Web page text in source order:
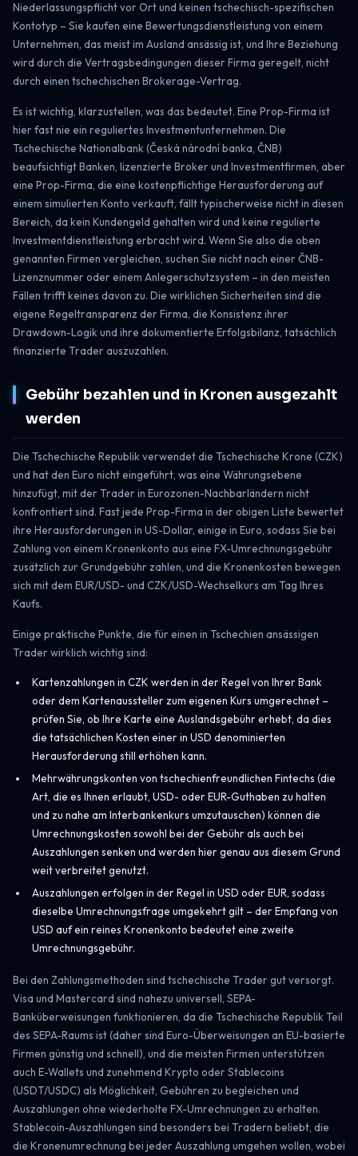
Niederlassungspflicht vor Ort und keinen tschechisch-spezifischen
Kontotyp – Sie kaufen eine Bewertungsdienstleistung von einem
Unternehmen, das meist im Ausland ansässig ist, und Ihre Beziehung
wird durch die Vertragsbedingungen dieser Firma geregelt, nicht
durch einen tschechischen Brokerage-Vertrag.
Es ist wichtig, klarzustellen, was das bedeutet. Eine Prop-Firma ist
hier fast nie ein reguliertes Investmentunternehmen. Die
Tschechische Nationalbank (Česká národní banka, ČNB)
beaufsichtigt Banken, lizenzierte Broker und Investmentfirmen, aber
eine Prop-Firma, die eine kostenpflichtige Herausforderung auf
einem simulierten Konto verkauft, fällt typischerweise nicht in diesen
Bereich, da kein Kundengeld gehalten wird und keine regulierte
Investmentdienstleistung erbracht wird. Wenn Sie also die oben
genannten Firmen vergleichen, suchen Sie nicht nach einer ČNB-
Lizenznummer oder einem Anlegerschutzsystem – in den meisten
Fällen trifft keines davon zu. Die wirklichen Sicherheiten sind die
eigene Regeltransparenz der Firma, die Konsistenz ihrer
Drawdown-Logik und ihre dokumentierte Erfolgsbilanz, tatsächlich
finanzierte Trader auszuzahlen.
Gebühr bezahlen und in Kronen ausgezahlt
werden
Die Tschechische Republik verwendet die Tschechische Krone (CZK)
und hat den Euro nicht eingeführt, was eine Währungsebene
hinzufügt, mit der Trader in Eurozonen-Nachbarländern nicht
konfrontiert sind. Fast jede Prop-Firma in der obigen Liste bewertet
ihre Herausforderungen in US-Dollar, einige in Euro, sodass Sie bei
Zahlung von einem Kronenkonto aus eine FX-Umrechnungsgebühr
zusätzlich zur Grundgebühr zahlen, und die Kronenkosten bewegen
sich mit dem EUR/USD- und CZK/USD-Wechselkurs am Tag Ihres
Kaufs.
Einige praktische Punkte, die für einen in Tschechien ansässigen
Trader wirklich wichtig sind:
Kartenzahlungen in CZK werden in der Regel von Ihrer Bank
oder dem Kartenaussteller zum eigenen Kurs umgerechnet –
prüfen Sie, ob Ihre Karte eine Auslandsgebühr erhebt, da dies
die tatsächlichen Kosten einer in USD denominierten
Herausforderung still erhöhen kann.
Mehrwährungskonten von tschechienfreundlichen Fintechs (die
Art, die es Ihnen erlaubt, USD- oder EUR-Guthaben zu halten
und zu nahe am Interbankenkurs umzutauschen) können die
Umrechnungskosten sowohl bei der Gebühr als auch bei
Auszahlungen senken und werden hier genau aus diesem Grund
weit verbreitet genutzt.
Auszahlungen erfolgen in der Regel in USD oder EUR, sodass
dieselbe Umrechnungsfrage umgekehrt gilt – der Empfang von
USD auf ein reines Kronenkonto bedeutet eine zweite
Umrechnungsgebühr.
Bei den Zahlungsmethoden sind tschechische Trader gut versorgt.
Visa und Mastercard sind nahezu universell, SEPA-
Banküberweisungen funktionieren, da die Tschechische Republik Teil
des SEPA-Raums ist (daher sind Euro-Überweisungen an EU-basierte
Firmen günstig und schnell), und die meisten Firmen unterstützen
auch E-Wallets und zunehmend Krypto oder Stablecoins
(USDT/USDC) als Möglichkeit, Gebühren zu begleichen und
Auszahlungen ohne wiederholte FX-Umrechnungen zu erhalten.
Stablecoin-Auszahlungen sind besonders bei Tradern beliebt, die
die Kronenumrechnung bei jeder Auszahlung umgehen wollen, wobei